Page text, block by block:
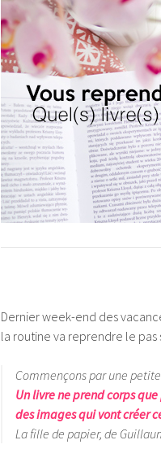
Dernier week-end des
la routine va reprendre le pas
Commençons par une
Un livre ne prend corps
des images qui vont créer
La fille de papier, de